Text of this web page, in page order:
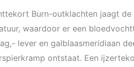
Burn-outklachten jaagt de
waardoor er een
lever en galblaasmeridiaan
ontstaat. Een